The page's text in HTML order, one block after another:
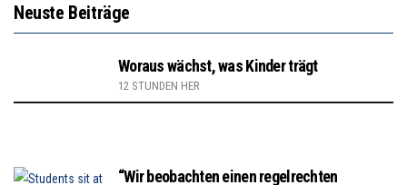
Neuste Beiträge
Woraus wächst, was Kinder trägt
12 STUNDEN HER
“Wir beobachten einen regelrechten